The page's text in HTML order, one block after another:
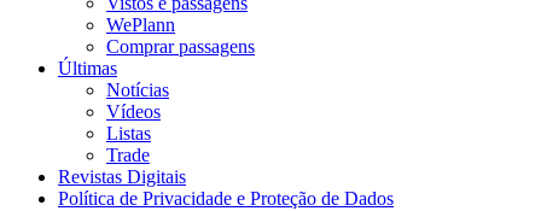
WePlann
Comprar passagens
Últimas
Notícias
Vídeos
Listas
Trade
Revistas Digitais
Política de Privacidade e Proteção de Dados